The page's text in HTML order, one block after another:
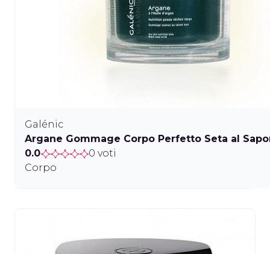
Galénic
Argane Gommage Corpo Perfetto Seta al
0.0
0 voti
Corpo